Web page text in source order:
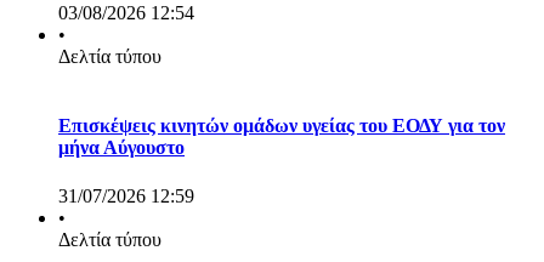
03/08/2026 12:54
•
Δελτία τύπου
Επισκέψεις κινητών ομάδων υγείας του ΕΟΔΥ για τον
μήνα Αύγουστο
31/07/2026 12:59
•
Δελτία τύπου